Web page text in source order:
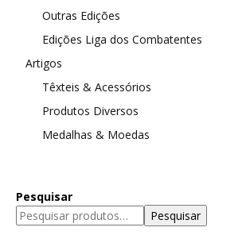
Outras Edições
Edições Liga dos Combatentes
Artigos
Têxteis & Acessórios
Produtos Diversos
Medalhas & Moedas
Pesquisar
Pesquisar